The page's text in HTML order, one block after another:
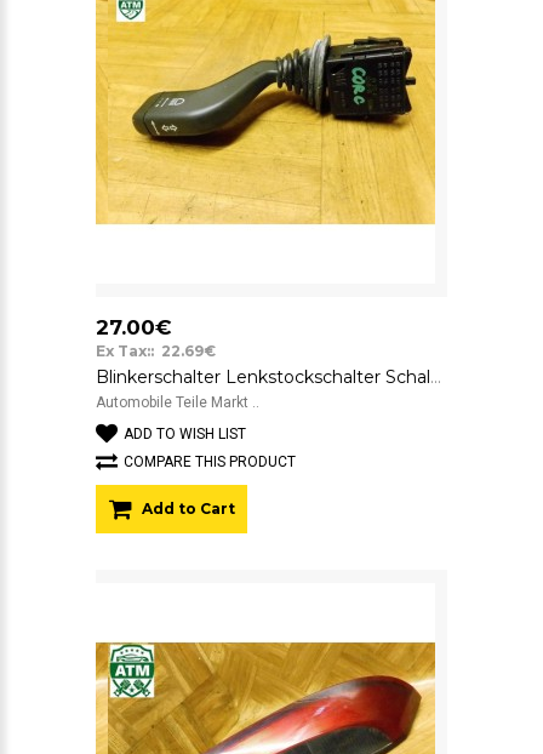
27.00€
Ex Tax:: 22.69€
Blinkerschalter Lenkstockschalter Schalter Opel Corsa C
Automobile Teile Markt ..
ADD TO WISH LIST
COMPARE THIS PRODUCT
Add to Cart